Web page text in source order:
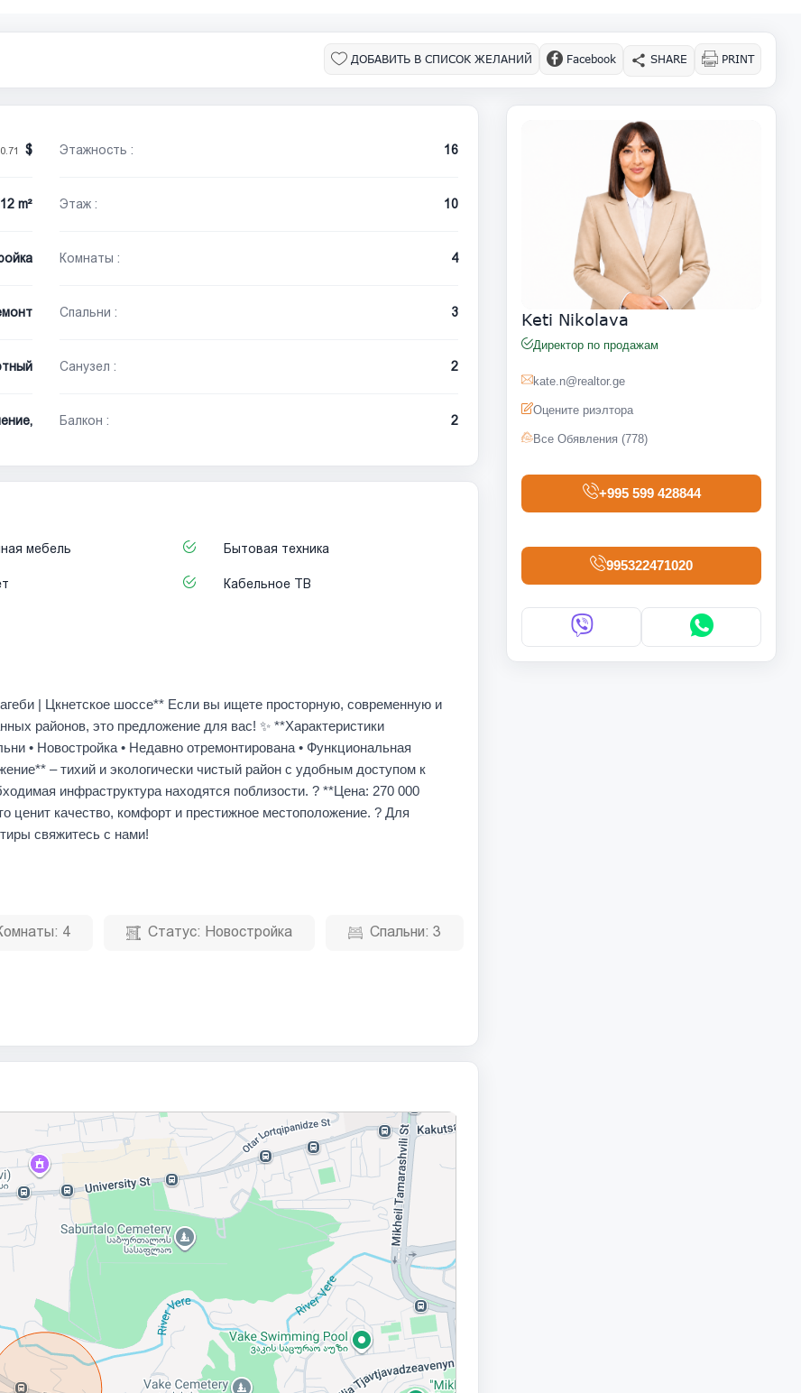
ДОБАВИТЬ В СПИСОК ЖЕЛАНИЙ Facebook SHARE PRINT
m²
Этажность : 16
Этаж : 10
Комнаты : 4
Спальни : 3
Санузел : 2
Балкон : 2
мебель Бытовая техника
Кабельное ТВ
| Цкнетское шоссе** Если вы ищете просторную, современную и
районов, это предложение для вас! ✨ **Характеристики
• Новостройка • Недавно отремонтирована • Функциональная
– тихий и экологически чистый район с удобным доступом к
инфраструктура находятся поблизости. ? **Цена: 270 000
качество, комфорт и престижное местоположение. ? Для
свяжитесь с нами!
4 Статус: Новостройка Спальни: 3
Keti Nikolava
Директор по продажам
kate.n@realtor.ge
Оцените риэлтора
Все Обявления (778)
+995 599 428844
995322471020